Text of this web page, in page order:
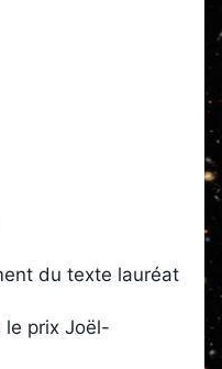
du texte lauréat
le prix Joël-